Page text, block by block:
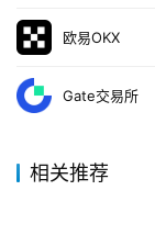
欧易OKX
Gate交易所
相关推荐